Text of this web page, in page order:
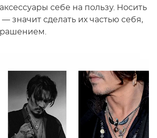
себе на пользу. Носить
— значит сделать их частью себя,